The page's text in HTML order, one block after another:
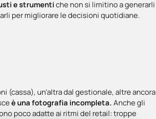
e strumentiche non si limitino a generarli
per migliorare le decisioni quotidiane.
(cassa), un’altra dal gestionale, altre ancora
è una fotografia incompleta.Anche gli
poco adatte ai ritmi del retail: troppe